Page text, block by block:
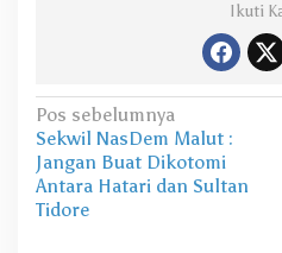
Ikuti
N
a
v
i
Pos sebelumnya
Sekwil NasDem Malut :
Jangan Buat Dikotomi
Antara Hatari dan Sultan
Tidore